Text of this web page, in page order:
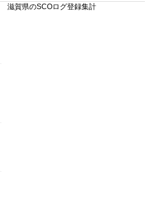
滋賀県のSCOログ登録集計